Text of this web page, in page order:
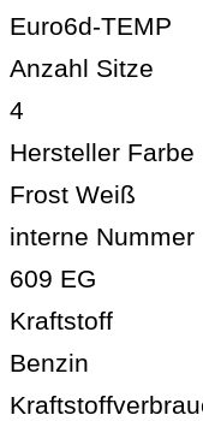
Euro6d-TEMP
Anzahl Sitze
4
Hersteller Farbe
Frost Weiß
interne Nummer
609 EG
Kraftstoff
Benzin